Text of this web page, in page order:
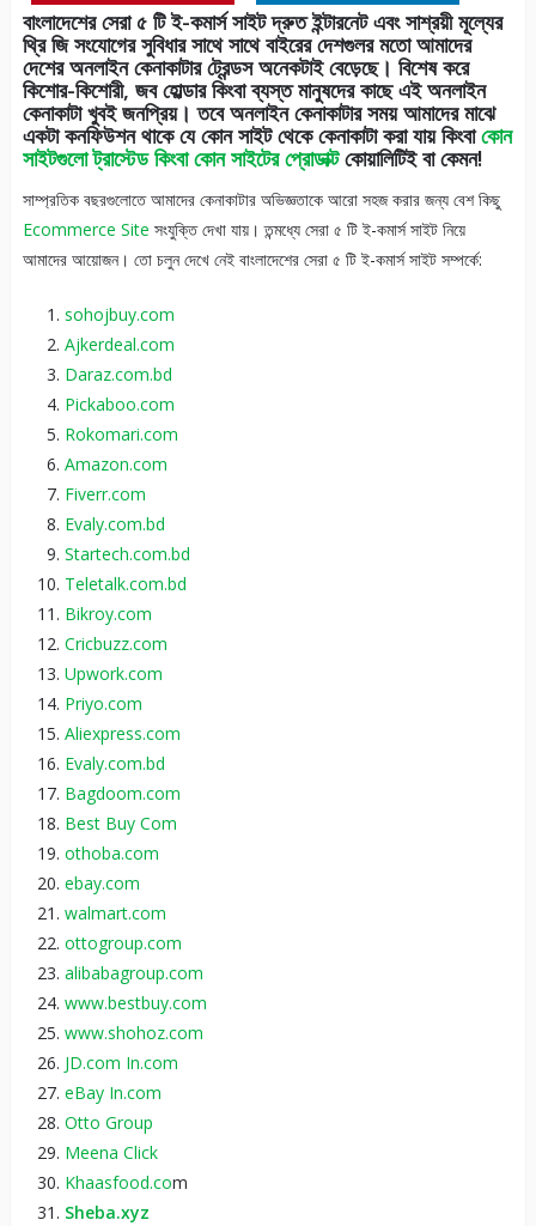
বাংলাদেশের সেরা ৫ টি ই-কমার্স সাইট দ্রুত ইন্টারনেট এবং সাশ্রয়ী মূল্যের
থ্রি জি সংযোগের সুবিধার সাথে সাথে বাইরের দেশগুলর মতো আমাদের
দেশের অনলাইন কেনাকাটার ট্রেন্ডস অনেকটাই বেড়েছে। বিশেষ করে
কিশোর-কিশোরী, জব হোল্ডার কিংবা ব্যস্ত মানুষদের কাছে এই অনলাইন
কেনাকাটা খুবই জনপ্রিয়। তবে অনলাইন কেনাকাটার সময় আমাদের মাঝে
একটা কনফিউশন থাকে যে কোন সাইট থেকে কেনাকাটা করা যায় কিংবাকোন
সাইটগুলো ট্রাস্টেড কিংবা কোন সাইটের প্রোডাক্টকোয়ালিটিই বা কেমন!
সাম্প্রতিক বছরগুলোতে আমাদের কেনাকাটার অভিজ্ঞতাকে আরো সহজ করার জন্য বেশ কিছু
Ecommerce Site সংযুক্তি দেখা যায়। তন্মধ্যে সেরা ৫ টি ই-কমার্স সাইট নিয়ে
আমাদের আয়োজন। তো চলুন দেখে নেই বাংলাদেশের সেরা ৫ টি ই-কমার্স সাইট সম্পর্কে:
sohojbuy.com
Ajkerdeal.com
Daraz.com.bd
Pickaboo.com
Rokomari.com
Amazon.com
Fiverr.com
Evaly.com.bd
Startech.com.bd
Teletalk.com.bd
Bikroy.com
Cricbuzz.com
Upwork.com
Priyo.com
Aliexpress.com
Evaly.com.bd
Bagdoom.com
Best Buy Com
othoba.com
ebay.com
walmart.com
ottogroup.com
alibabagroup.com
www.bestbuy.com
www.shohoz.com
JD.com In.com
eBay In.com
Otto Group
Meena Click
Khaasfood.com
Sheba.xyz